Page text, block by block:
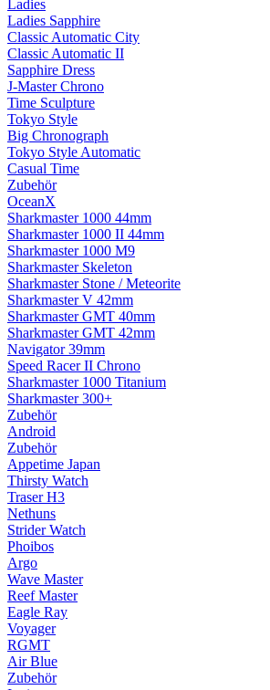
Ladies
Ladies Sapphire
Classic Automatic City
Classic Automatic II
Sapphire Dress
J-Master Chrono
Time Sculpture
Tokyo Style
Big Chronograph
Tokyo Style Automatic
Casual Time
Zubehör
OceanX
Sharkmaster 1000 44mm
Sharkmaster 1000 II 44mm
Sharkmaster 1000 M9
Sharkmaster Skeleton
Sharkmaster Stone / Meteorite
Sharkmaster V 42mm
Sharkmaster GMT 40mm
Sharkmaster GMT 42mm
Navigator 39mm
Speed Racer II Chrono
Sharkmaster 1000 Titanium
Sharkmaster 300+
Zubehör
Android
Zubehör
Appetime Japan
Thirsty Watch
Traser H3
Nethuns
Strider Watch
Phoibos
Argo
Wave Master
Reef Master
Eagle Ray
Voyager
RGMT
Air Blue
Zubehör